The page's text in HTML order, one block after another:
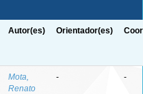
Autor(es) Orientador(es)
Mota,
Renato
- -